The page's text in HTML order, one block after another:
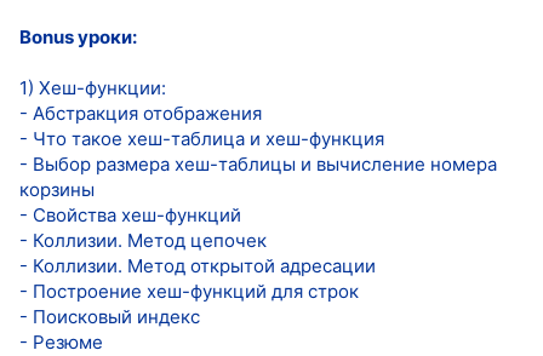
Bonus уроки:
1) Хеш-функции:
- Абстракция отображения
- Что такое хеш-таблица и хеш-функция
- Выбор размера хеш-таблицы и вычисление номера
корзины
- Свойства хеш-функций
- Коллизии. Метод цепочек
- Коллизии. Метод открытой адресации
- Построение хеш-функций для строк
- Поисковый индекс
- Резюме